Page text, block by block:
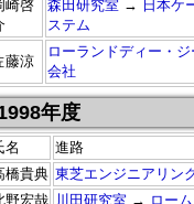
崎啓
森田研究室 → 日本ケ
ステム
藤涼
ローランドディー・
会社
年度
名
進路
橋貴典 東芝エンジニアリン
野宏哉 川田研究室 → ローム